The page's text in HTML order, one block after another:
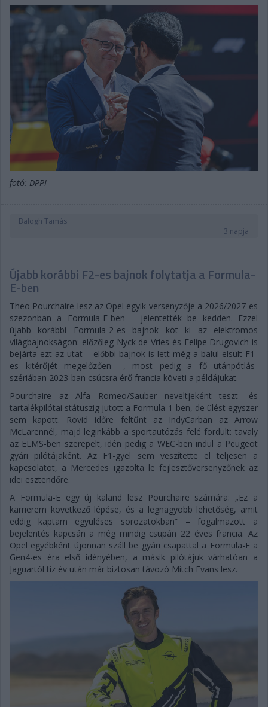
fotó: DPPI
Balogh Tamás
3 napja
Újabb korábbi F2-es bajnok folytatja a Formula-
E-ben
Theo Pourchaire lesz az Opel egyik versenyzője a 2026/2027-es
szezonban a Formula-E-ben – jelentették be kedden. Ezzel
újabb korábbi Formula-2-es bajnok köt ki az elektromos
világbajnokságon: előzőleg Nyck de Vries és Felipe Drugovich is
bejárta ezt az utat – előbbi bajnok is lett még a balul elsült F1-
es kitérőjét megelőzően –, most pedig a fő utánpótlás-
szériában 2023-ban csúcsra érő francia követi a példájukat.
Pourchaire az Alfa Romeo/Sauber neveltjeként teszt- és
tartalékpilótai státuszig jutott a Formula-1-ben, de ülést egyszer
sem kapott. Rövid időre feltűnt az IndyCarban az Arrow
McLarennél, majd leginkább a sportautózás felé fordult: tavaly
az ELMS-ben szerepelt, idén pedig a WEC-ben indul a Peugeot
gyári pilótájaként. Az F1-gyel sem veszítette el teljesen a
kapcsolatot, a Mercedes igazolta le fejlesztőversenyzőnek az
idei esztendőre.
A Formula-E egy új kaland lesz Pourchaire számára: „Ez a
karrierem következő lépése, és a legnagyobb lehetőség, amit
eddig kaptam együléses sorozatokban” – fogalmazott a
bejelentés kapcsán a még mindig csupán 22 éves francia. Az
Opel egyébként újonnan száll be gyári csapattal a Formula-E a
Gen4-es éra első idényében, a másik pilótájuk várhatóan a
Jaguartól tíz év után már biztosan távozó Mitch Evans lesz.